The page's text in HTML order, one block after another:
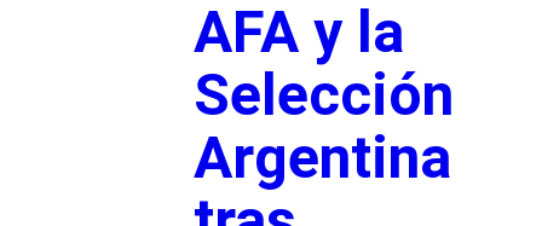
AFA y la
Selección
Argentina